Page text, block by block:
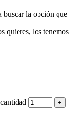
buscar la opción que
quieres, los tenemos